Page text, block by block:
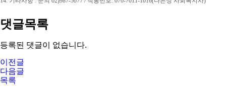
댓글목록
등록된 댓글이 없습니다.
이전글
다음글
목록